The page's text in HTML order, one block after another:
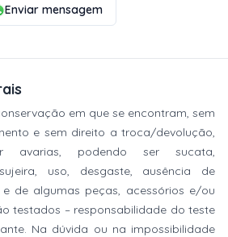
Enviar mensagem
em que se encontram, sem
e sem direito a troca/devolução,
avarias, podendo ser sucata,
uso, desgaste, ausência de
de algumas peças, acessórios e/ou
testados – responsabilidade do teste
Na dúvida ou na impossibilidade